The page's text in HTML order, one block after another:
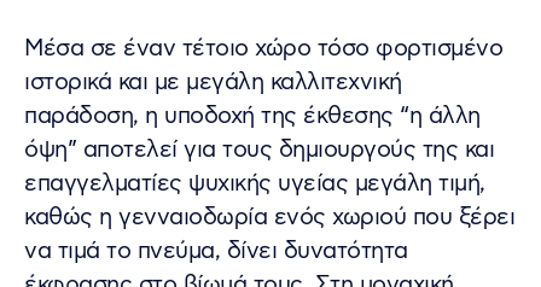
Μέσα σε έναν τέτοιο χώρο τόσο φορτισμένο
ιστορικά και με μεγάλη καλλιτεχνική
παράδοση, η υποδοχή της έκθεσης “η άλλη
όψη” αποτελεί για τους δημιουργούς της και
επαγγελματίες ψυχικής υγείας μεγάλη τιμή,
καθώς η γενναιοδωρία ενός χωριού που ξέρει
να τιμά το πνεύμα, δίνει δυνατότητα